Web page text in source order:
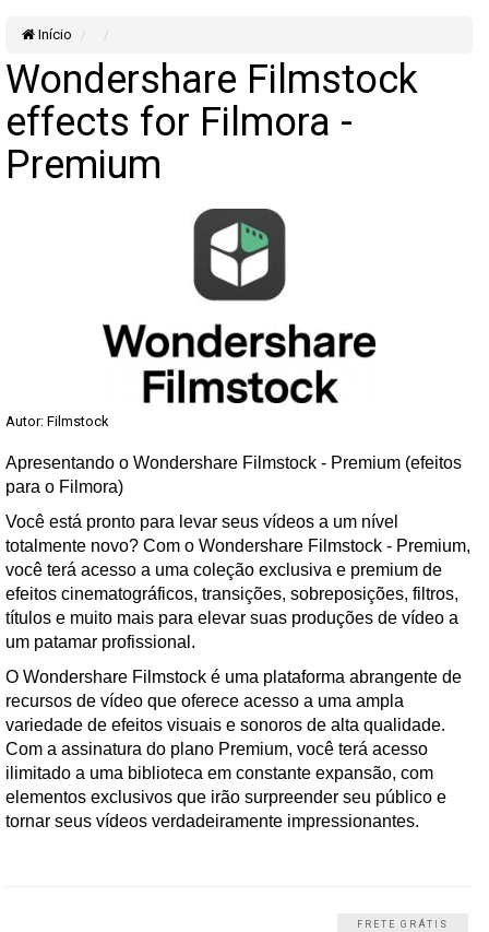
Início
Wondershare Filmstock
effects for Filmora -
Premium
Autor: Filmstock
Apresentando o Wondershare Filmstock - Premium (efeitos
para o Filmora)
Você está pronto para levar seus vídeos a um nível
totalmente novo? Com o Wondershare Filmstock - Premium,
você terá acesso a uma coleção exclusiva e premium de
efeitos cinematográficos, transições, sobreposições, filtros,
títulos e muito mais para elevar suas produções de vídeo a
um patamar profissional.
O Wondershare Filmstock é uma plataforma abrangente de
recursos de vídeo que oferece acesso a uma ampla
variedade de efeitos visuais e sonoros de alta qualidade.
Com a assinatura do plano Premium, você terá acesso
ilimitado a uma biblioteca em constante expansão, com
elementos exclusivos que irão surpreender seu público e
tornar seus vídeos verdadeiramente impressionantes.
FRETE GRÁTIS